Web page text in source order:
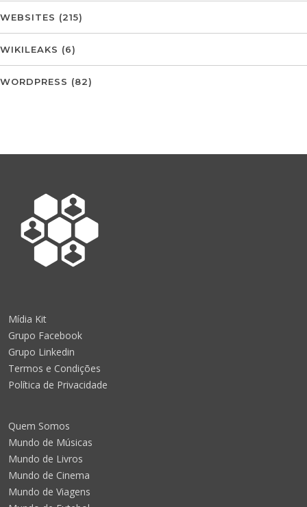
WEBSITES (215)
WIKILEAKS (6)
WORDPRESS (82)
Mídia Kit
Grupo Facebook
Grupo Linkedin
Termos e Condições
Política de Privacidade
Quem Somos
Mundo de Músicas
Mundo de Livros
Mundo de Cinema
Mundo de Viagens